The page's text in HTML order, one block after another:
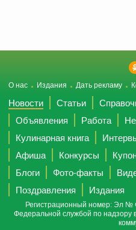
О нас Издания Дать рекламу
Новости Статьи
Объявления
Работа
Кулинарная книга
Афиша
Конкурсы
Блоги
Фото-факты
Поздравления
Издания
Регистрационный номер: Эл №
Федеральной службой по надзору